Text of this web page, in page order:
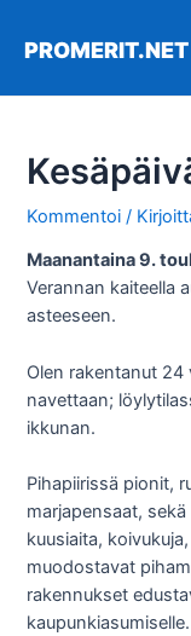
sisältöön
Kommentoi /
Maanantaina 9.
Verannan kaiteella
asteeseen.
Olen rakentanut
navettaan;
ikkunan.
Pihapiirissä pionit,
marjapensaat,
kuusiaita,
muodostavat
rakennukset